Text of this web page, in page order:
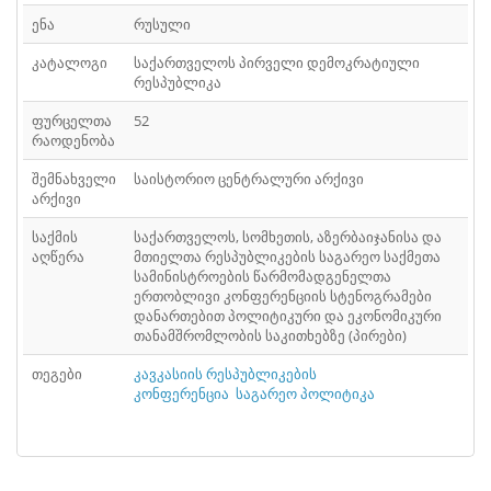
ᲤᲐᲘᲚᲘ 41
42
ᲤᲐᲘᲚᲘ 43
ᲤᲐᲘᲚᲘ
ᲤᲐᲘᲚᲘ 45
46
47
48
ᲤᲐᲘᲚᲘ 51
ენა
რუსული
კატალოგი
საქართველოს პირველი დემოკრატიული
რესპუბლიკა
ფურცელთა
რაოდენობა
52
შემნახველი
არქივი
საისტორიო ცენტრალური არქივი
საქმის
აღწერა
საქართველოს, სომხეთის, აზერბაიჯანისა და
მთიელთა რესპუბლიკების საგარეო საქმეთა
სამინისტროების წარმომადგენელთა
ერთობლივი კონფერენციის სტენოგრამები
დანართებით პოლიტიკური და ეკონომიკური
თანამშრომლობის საკითხებზე (პირები)
თეგები
კავკასიის რესპუბლიკების
კონფერენცია საგარეო პოლიტიკა